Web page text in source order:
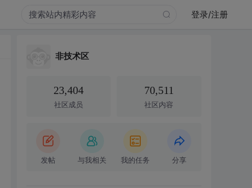
登录/注册
非技术区
23,404
社区成员
70,511
社区内容
发帖 与我相关 我的任务 分享